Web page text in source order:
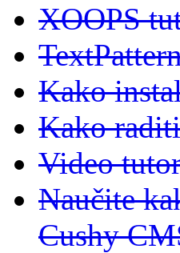
XOOPS
Kako
Kako
Video
Naučite
Cushy